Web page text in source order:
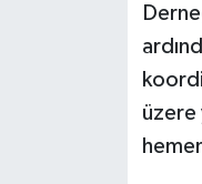
üzere